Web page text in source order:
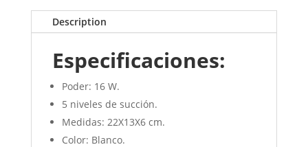
Description
Especificaciones:
Poder: 16 W.
5 niveles de succión.
Medidas: 22X13X6 cm.
Color: Blanco.